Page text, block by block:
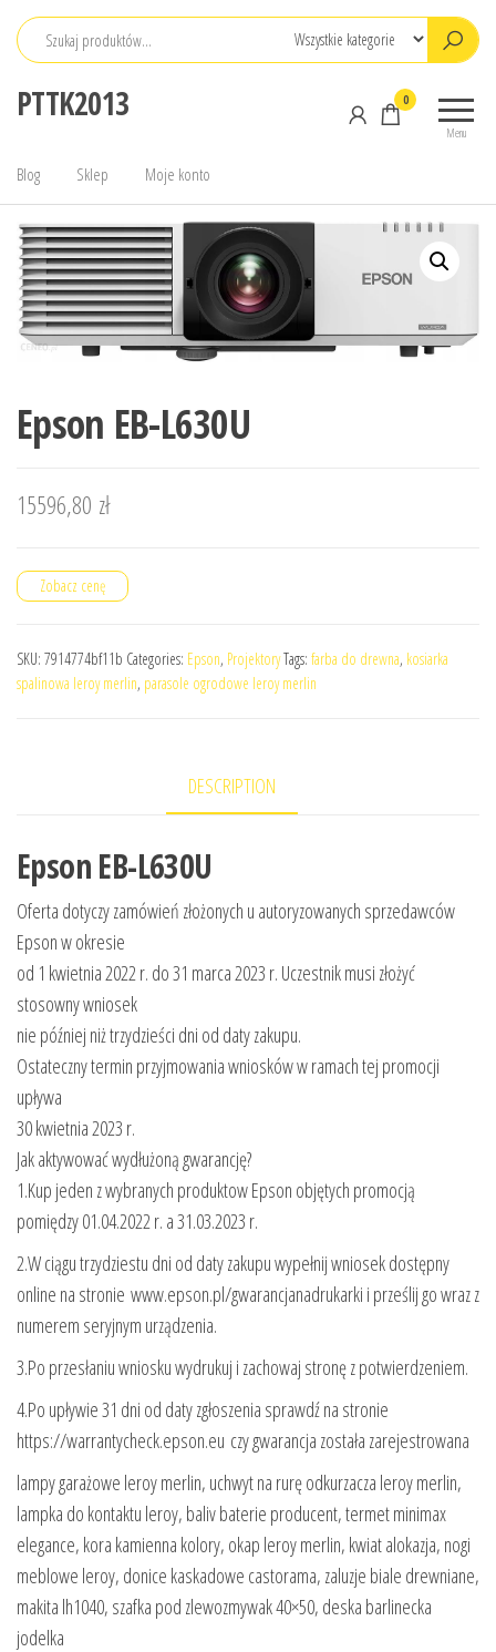
Przejdź
PTTK2013
Menu
0
Blog Sklep Moje konto
Epson EB-L630U
15596,80 zł
Zobacz cenę
SKU: 7914774bf11b Categories: Epson, ProjektoryTags: farba do drewna, kosiarka
spalinowa leroy merlin, parasole ogrodowe leroy merlin
DESCRIPTION
Epson EB-L630U
Oferta dotyczy zamówień złożonych u autoryzowanych sprzedawców
Epson w okresie
od 1 kwietnia 2022 r. do 31 marca 2023 r. Uczestnik musi złożyć
stosowny wniosek
nie później niż trzydzieści dni od daty zakupu.
Ostateczny termin przyjmowania wniosków w ramach tej promocji
upływa
30 kwietnia 2023 r.
Jak aktywować wydłużoną gwarancję?
1.Kup jeden z wybranych produktow Epson objętych promocją
pomiędzy 01.04.2022 r. a 31.03.2023 r.
2.W ciągu trzydziestu dni od daty zakupu wypełnij wniosek dostępny
online na stronie www.epson.pl/gwarancjanadrukarki i prześlij go wraz z
numerem seryjnym urządzenia.
3.Po przesłaniu wniosku wydrukuj i zachowaj stronę z potwierdzeniem.
4.Po upływie 31 dni od daty zgłoszenia sprawdź na stronie
https://warrantycheck.epson.eu czy gwarancja została zarejestrowana
lampy garażowe leroy merlin, uchwyt na rurę odkurzacza leroy merlin,
lampka do kontaktu leroy, baliv baterie producent, termet minimax
elegance, kora kamienna kolory, okap leroy merlin, kwiat alokazja, nogi
meblowe leroy, donice kaskadowe castorama, zaluzje biale drewniane,
makita lh1040, szafka pod zlewozmywak 40×50, deska barlinecka
jodelka